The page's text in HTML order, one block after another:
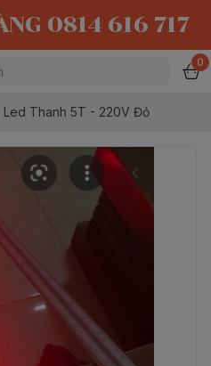
0814 616 717
0
Led Thanh 5T - 220V Đỏ